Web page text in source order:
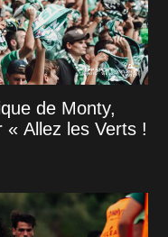
de Monty,
« Allez les Verts !